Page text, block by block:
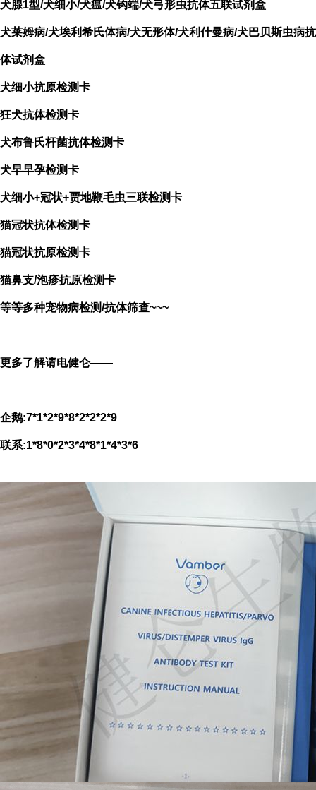
犬腺1型/犬细小/犬瘟/犬钩端/犬弓形虫抗体五联试剂盒
犬莱姆病/犬埃利希氏体病/犬无形体/犬利什曼病/犬巴贝斯虫病抗
体试剂盒
犬细小抗原检测卡
狂犬抗体检测卡
犬布鲁氏杆菌抗体检测卡
犬早早孕检测卡
犬细小+冠状+贾地鞭毛虫三联检测卡
猫冠状抗体检测卡
猫冠状抗原检测卡
猫鼻支/泡疹抗原检测卡
等等多种宠物病检测/抗体筛查~~~
更多了解请电健仑——
企鹅:7*1*2*9*8*2*2*2*9
联系:1*8*0*2*3*4*8*1*4*3*6